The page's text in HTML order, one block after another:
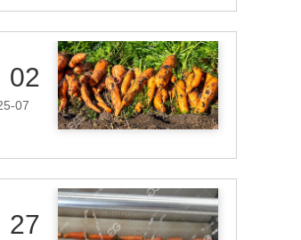
02
07
27